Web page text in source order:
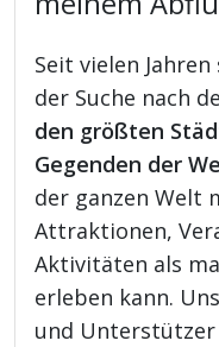
Seit vielen
der Suche nach
den größten
Gegenden der
der ganzen Welt
Attraktionen,
Aktivitäten als
erleben kann.
und Unterstützer